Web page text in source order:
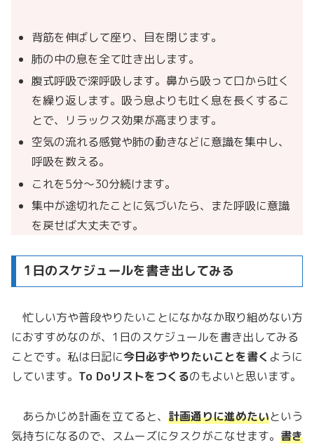
背筋を伸ばして座り、目を閉じます。
肺の中の息を全て吐き出します。
腹式呼吸で深呼吸します。鼻から吸って口から吐く
を繰り返します。吸う息よりも吐く息を長くするこ
とで、リラックス効果が高まります。
空気の流れる感覚や肺の動きなどに意識を集中し、
呼吸を数える。
これを5分～30分続けます。
集中が途切れたことに気づいたら、また呼吸に意識
を戻せば大丈夫です。
1日のスケジュールを書き出してみる
忙しい方や普段やりたいことになかなか取り組めない方
におすすめなのが、1日のスケジュールを書き出してみる
ことです。私は日記に今日必ずやりたいことを書く ように
しています。 To Doリストをつくるのもよいと思います。
あらかじめ計画を立てると、 計画通りに進めたいという
気持ちになるので、スムーズにタスクがこなせます。 書き